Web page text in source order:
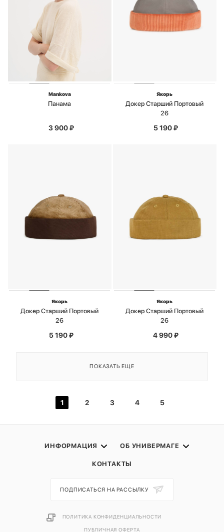
Mankova
Панама
3 900₽
Якорь
Докер Старший Портовый
26
5 190₽
Якорь
Докер Старший Портовый
26
5 190₽
Якорь
Докер Старший Портовый
26
4 990₽
ПОКАЗАТЬ ЕЩЕ
1 2 3 4 5
ИНФОРМАЦИЯ ОБ УНИВЕРМАГЕ
КОНТАКТЫ
ПОДПИСАТЬСЯ НА РАССЫЛКУ
ПОЛИТИКА КОНФИДЕНЦИАЛЬНОСТИ
ПУБЛИЧНАЯ ОФЕРТА